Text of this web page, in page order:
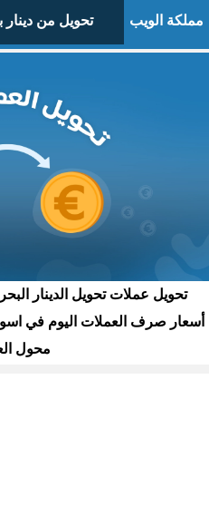
مملكة الويب تحويل من دينار
تحويل عملات تحويل الدينار
أسعار صرف العملات اليوم في
محول